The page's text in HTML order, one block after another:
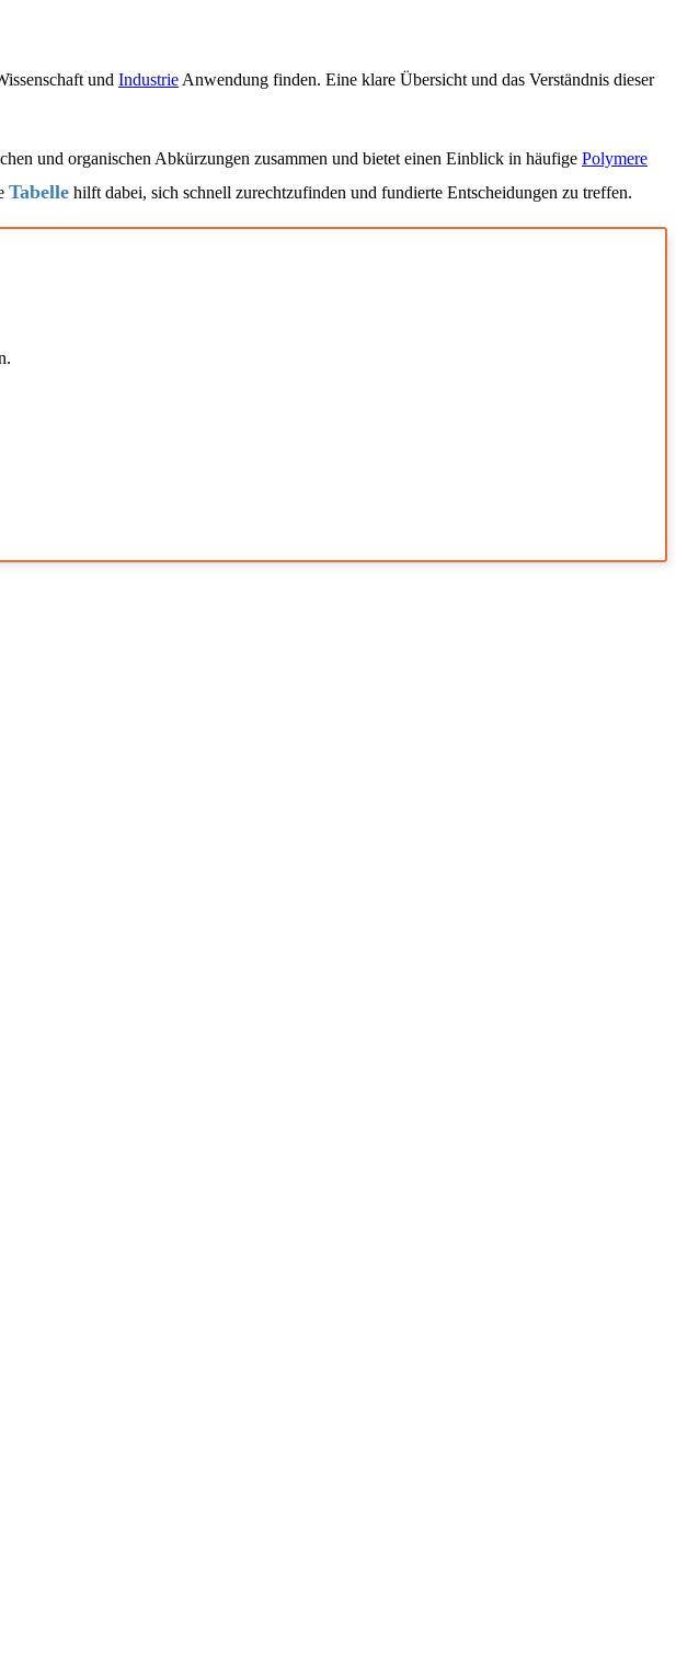
und Industrie Anwendung finden. Eine klare Übersicht und das Verständnis dieser
und organischen Abkürzungen zusammen und bietet einen Einblick in häufige Polymere
Tabelle hilft dabei, sich schnell zurechtzufinden und fundierte Entscheidungen zu treffen.